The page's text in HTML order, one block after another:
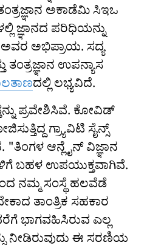
ಅಕಾಡೆಮಿ ಸಿಇಒ
ಜ್ಞಾನದ ಪರಿಧಿಯನ್ನು
ಅವರ ಅಭಿಪ್ರಾಯ. ಸದ್ಯ
ಉಪನ್ಯಾಸ
ದಲ್ಲಿ ಲಭ್ಯವಿದೆ.
ಪ್ರವೇಶಿಸಿವೆ. ಕೋವಿಡ್‌
ಗ್ರ್ಯಾವಿಟಿ ಸೈನ್ಸ್‌
ಆನ್ಲೈನ್ ವಿಜ್ಞಾನ
ಬಹಳ ಉಪಯುಕ್ತವಾಗಿವೆ.
ನಮ್ಮ ಸಂಸ್ಥೆ ಹಲವೆಡೆ
ತಾಂತ್ರಿಕ ಸಹಕಾರ
ಭಾಗವಹಿಸಿರುವ ಎಲ್ಲ
ನೀಡಿರುವುದು ಈ ಸರಣಿಯ